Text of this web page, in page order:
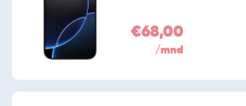
€68,00
/mnd